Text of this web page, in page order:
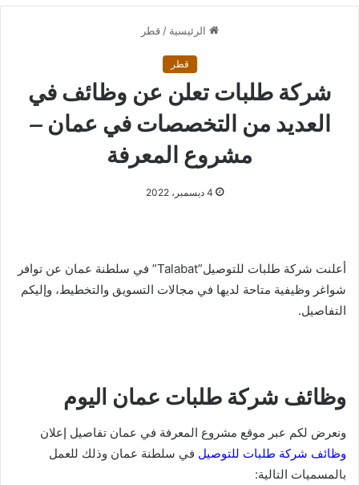
الرئيسية / قطر
قطر
شركة طلبات تعلن عن وظائف في
العديد من التخصصات في عمان –
مشروع المعرفة
4 ديسمبر، 2022
أعلنت شركة طلبات للتوصيل”Talabat” في سلطنة عمان عن توافر
شواغر وظيفية متاحة لديها في مجالات التسويق والتخطيط، وإليكم
التفاصيل.
وظائف شركة طلبات عمان اليوم
ونعرض لكم عبر موقع مشروع المعرفة في عمان تفاصيل إعلان
وظائف شركة طلبات للتوصيل في سلطنة عمان وذلك للعمل
بالمسميات التالية: